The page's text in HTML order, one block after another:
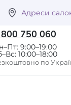
Адреси
750 060
9:00–19:00
10:00–18:00
по